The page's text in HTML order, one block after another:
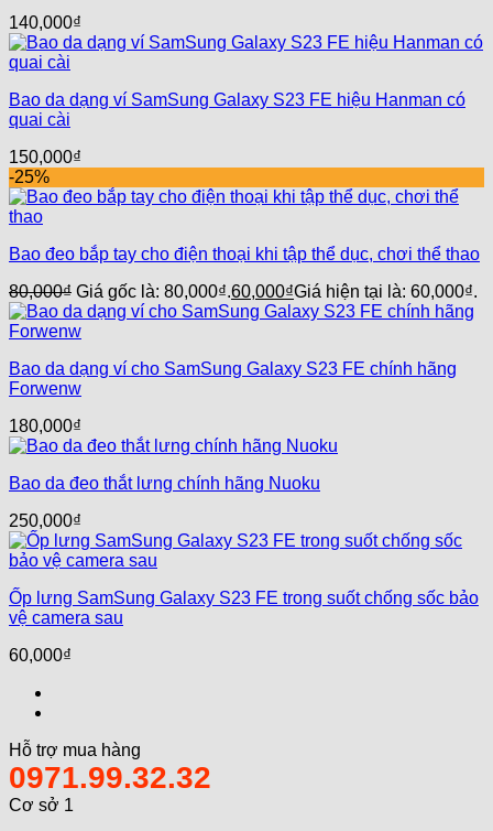
140,000₫
Bao da dạng ví SamSung Galaxy S23 FE hiệu Hanman có
quai cài
150,000₫
-25%
Bao đeo bắp tay cho điện thoại khi tập thể dục, chơi thể thao
80,000₫ Giá gốc là: 80,000₫.60,000₫Giá hiện tại là: 60,000₫.
Bao da dạng ví cho SamSung Galaxy S23 FE chính hãng
Forwenw
180,000₫
Bao da đeo thắt lưng chính hãng Nuoku
250,000₫
Ốp lưng SamSung Galaxy S23 FE trong suốt chống sốc bảo
vệ camera sau
60,000₫
Hỗ trợ mua hàng
0971.99.32.32
Cơ sở 1